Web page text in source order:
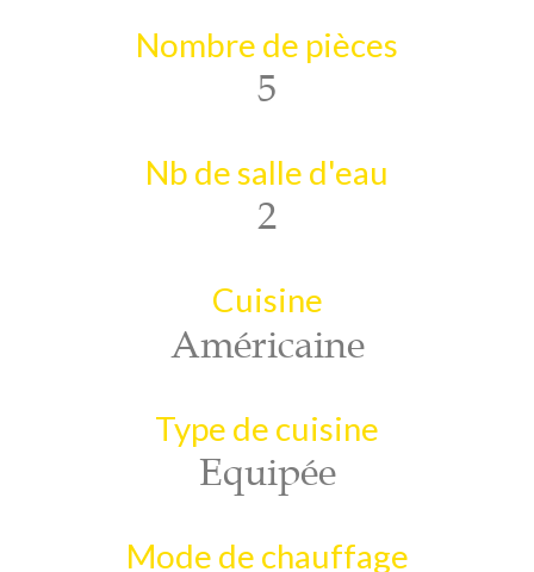
Nombre de pièces
5
Nb de salle d'eau
2
Cuisine
Américaine
Type de cuisine
Equipée
Mode de chauffage